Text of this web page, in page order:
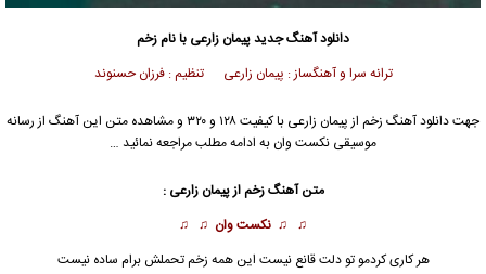
دانلود آهنگ جدیدپیمان زارعی با نام زخم
ترانه سرا و آهنگساز : پیمان زارعی تنظیم : فرزان حسنوند
جهت دانلود آهنگ زخم از پیمان زارعی
با کیفیت ۱۲۸ و ۳۲۰ و مشاهده متن این آهنگ از رسانه
موسیقی نکست وان به ادامه مطلب مراجعه نمائید …
متن آهنگزخمازپیمان زارعی :
♫ ♫ نکست وان ♫ ♫
هر کاری کردمو تو دلت قانع نیست این همه زخمتحملش برام ساده نیست